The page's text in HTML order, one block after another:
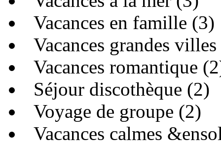
Vacances en famille (3)
Vacances grandes
Vacances romantique
Séjour discothèque (2)
Voyage de groupe (2)
Vacances calmes